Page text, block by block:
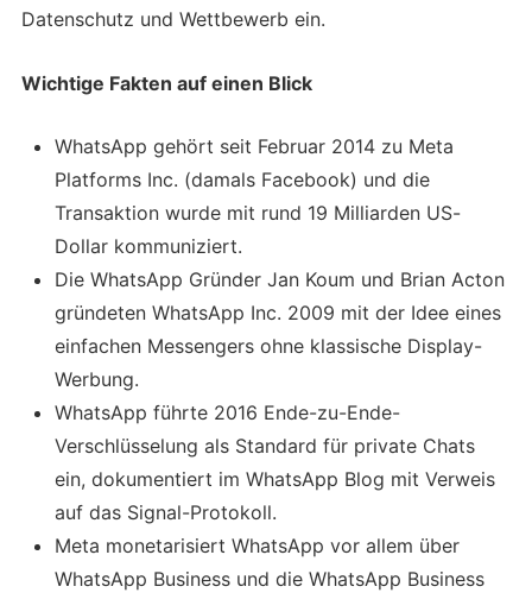
Datenschutz und Wettbewerb ein.
Wichtige Fakten auf einen Blick
WhatsApp gehört seit Februar 2014 zu Meta
Platforms Inc. (damals Facebook) und die
Transaktion wurde mit rund 19 Milliarden US-
Dollar kommuniziert.
Die WhatsApp Gründer Jan Koum und Brian Acton
gründeten WhatsApp Inc. 2009 mit der Idee eines
einfachen Messengers ohne klassische Display-
Werbung.
WhatsApp führte 2016 Ende-zu-Ende-
Verschlüsselung als Standard für private Chats
ein, dokumentiert im WhatsApp Blog mit Verweis
auf das Signal-Protokoll.
Meta monetarisiert WhatsApp vor allem über
WhatsApp Business und die WhatsApp Business